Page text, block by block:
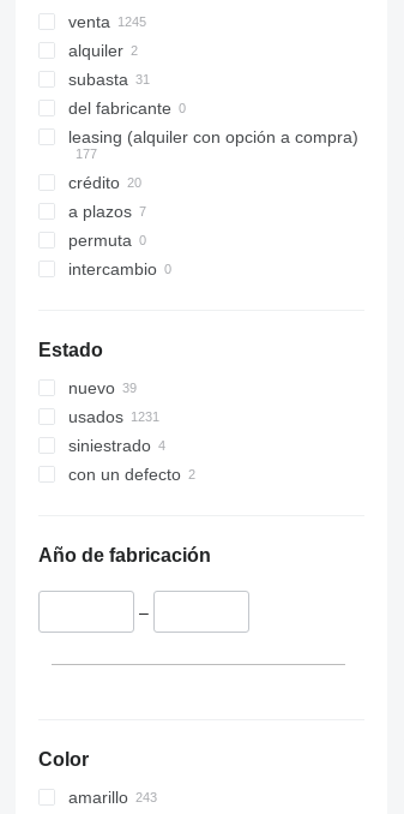
venta
alquiler
subasta
del fabricante
leasing (alquiler con opción a compra)
crédito
a plazos
permuta
intercambio
Estado
nuevo
usados
siniestrado
con un defecto
Año de fabricación
–
Color
amarillo